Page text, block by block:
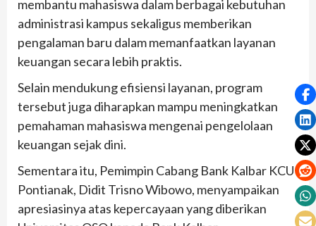
membantu mahasiswa dalam berbagai kebutuhan
administrasi kampus sekaligus memberikan
pengalaman baru dalam memanfaatkan layanan
keuangan secara lebih praktis.
Selain mendukung efisiensi layanan, program
tersebut juga diharapkan mampu meningkatkan
pemahaman mahasiswa mengenai pengelolaan
keuangan sejak dini.
Sementara itu, Pemimpin Cabang Bank Kalbar KCU
Pontianak, Didit Trisno Wibowo, menyampaikan
apresiasinya atas kepercayaan yang diberikan